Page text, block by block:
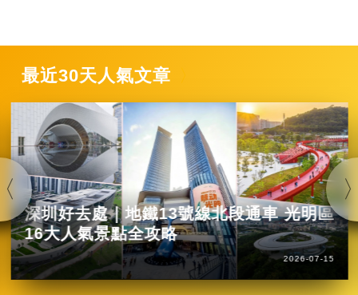
最近30天人氣文章
深圳好去處｜地鐵13號線北段通車 光明區
16大人氣景點全攻略
2026-07-15